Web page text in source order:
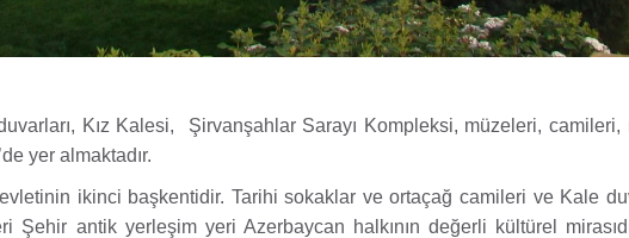
Kız Kalesi, Şirvanşahlar Sarayı Kompleksi, müzeleri, camileri,
yer almaktadır.
ikinci başkentidir. Tarihi sokaklar ve ortaçağ camileri ve Kale
Şehir antik yerleşim yeri Azerbaycan halkının değerli kültürel